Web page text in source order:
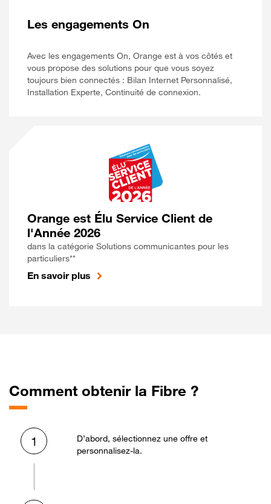
Les engagements On
Avec les engagements On, Orange est à vos côtés et
vous propose des solutions pour que vous soyez
toujours bien connectés : Bilan Internet Personnalisé,
Installation Experte, Continuité de connexion.
Orange est Élu Service Client de
l'Année 2026
dans la catégorie Solutions communicantes pour les
particuliers**
En savoir plus
Comment obtenir la Fibre ?
1
D’abord, sélectionnez une offre et
personnalisez-la.